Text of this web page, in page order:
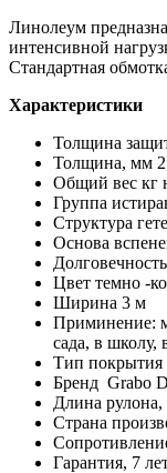
Линолеум
интенсивной
Стандартная
Характеристики
Толщина
Толщина, мм 2
Общий вес кг
Группа
Структура
Основа
Цвет темно -
Ширина 3 м
Приминение:
сада, в школу,
Тип покрытия
Бренд Grabo
Длина
Страна
Гарантия, 7